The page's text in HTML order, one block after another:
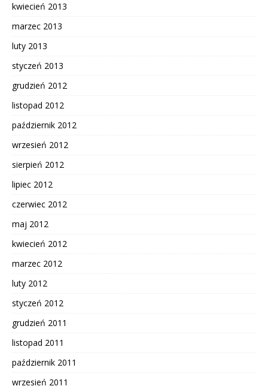
kwiecień 2013
marzec 2013
luty 2013
styczeń 2013
grudzień 2012
listopad 2012
październik 2012
wrzesień 2012
sierpień 2012
lipiec 2012
czerwiec 2012
maj 2012
kwiecień 2012
marzec 2012
luty 2012
styczeń 2012
grudzień 2011
listopad 2011
październik 2011
wrzesień 2011